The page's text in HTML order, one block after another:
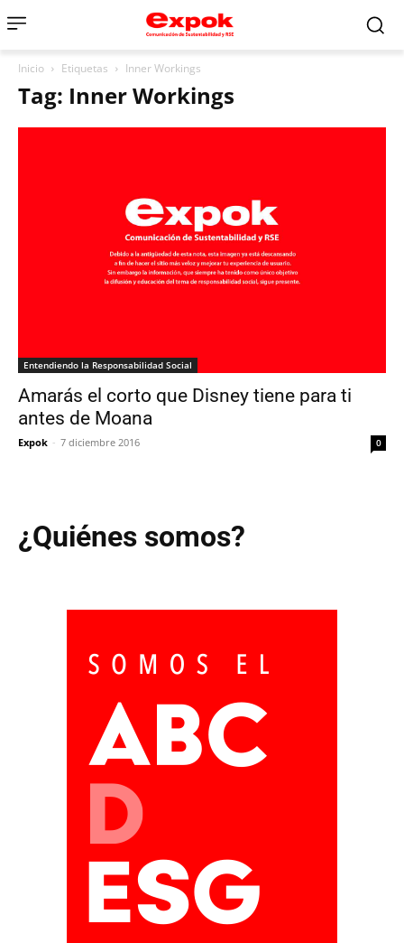
Inicio Etiquetas Inner Workings
Tag: Inner Workings
Entendiendo la Responsabilidad Social
Amarás el corto que Disney tiene para ti
antes de Moana
Expok - 7 diciembre 2016 0
¿Quiénes somos?